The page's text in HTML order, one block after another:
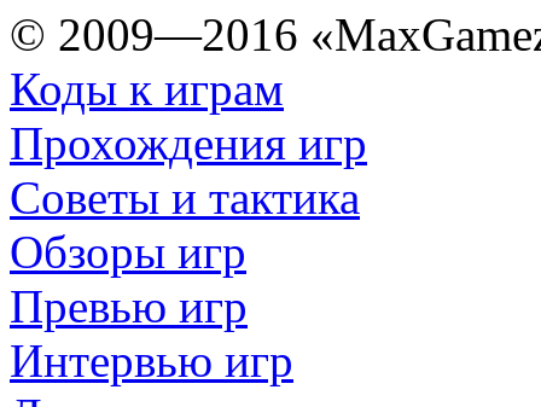
© 2009—2016
Коды к играм
Прохождения игр
Советы и тактика
Обзоры игр
Превью игр
Интервью игр